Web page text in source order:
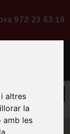
altres
la
amb les
972 23 63 19